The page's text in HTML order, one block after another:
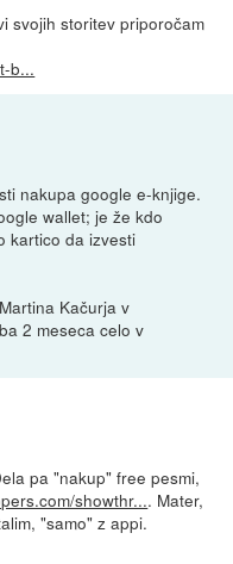
svojih storitev priporočam
b...
nakupa google e-knjige.
wallet; je že kdo
kartico da izvesti
Kačurja v
2 meseca celo v
pa "nakup" free pesmi,
showthr.... Mater,
"samo" z appi.